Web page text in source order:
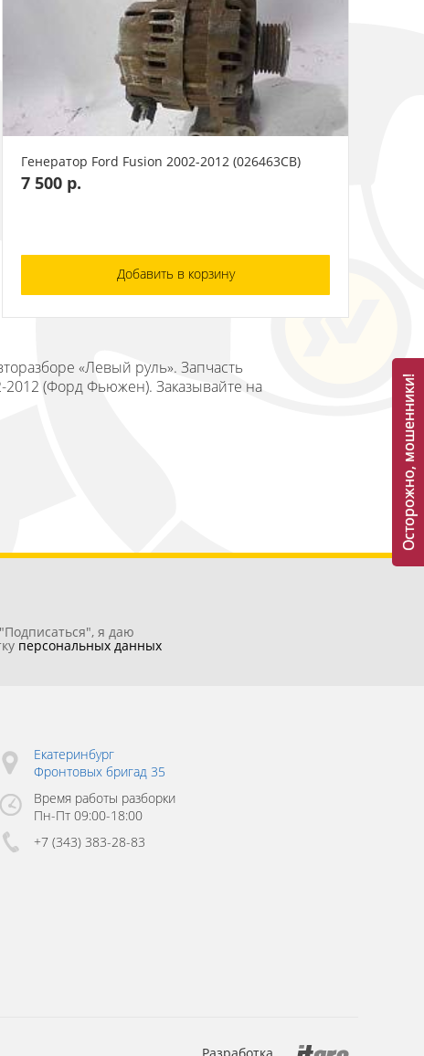
Генератор Ford Fusion 2002-2012 (026463СВ)
7 500 р.
Добавить в корзину
«Левый руль». Запчасть
2012 (Форд Фьюжен). Заказывайте на
я даю
персональных данных
Екатеринбург
Фронтовых бригад 35
Время работы разборки
Пн-Пт 09:00-18:00
+7 (343) 383-28-83
Осторожно, мошенники!